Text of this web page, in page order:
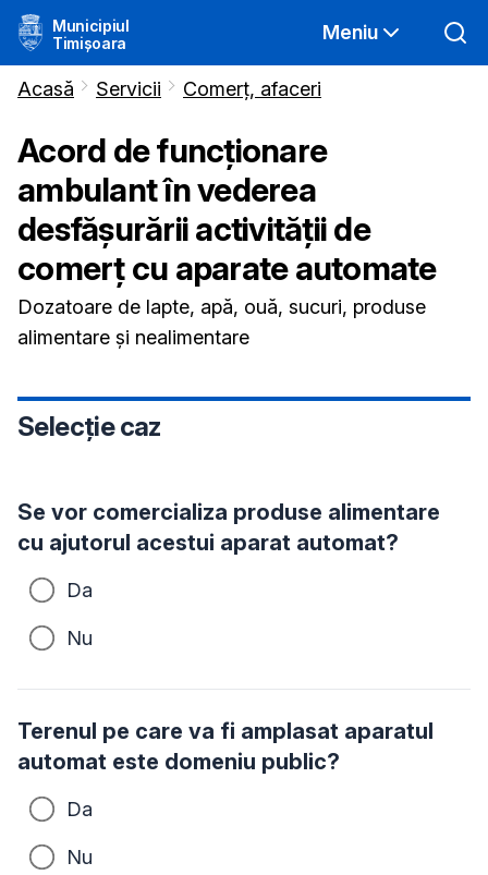
Municipiul
Timișoara
Meniu
Acasă Servicii Comerț, afaceri
Acord de funcţionare
ambulant în vederea
desfăşurării activităţii de
comerţ cu aparate automate
Dozatoare de lapte, apă, ouă, sucuri, produse
alimentare și nealimentare
Selecție caz
Se vor comercializa produse alimentare
cu ajutorul acestui aparat automat?
Da
Nu
Terenul pe care va fi amplasat aparatul
automat este domeniu public?
Da
Nu